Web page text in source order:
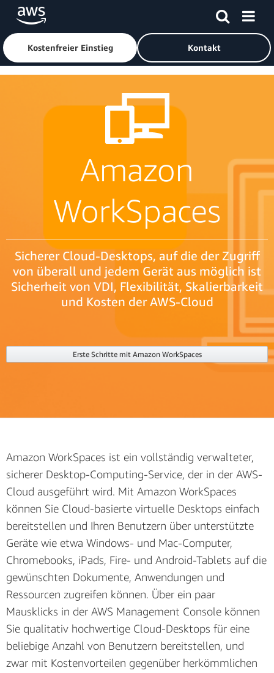
Überspringen zum Hauptinhalt
Klicken Sie hier, um zur Amazon Web Services-Startseite
Kostenfreier Einstieg Kontakt
Amazon
WorkSpaces
Sicherer Cloud-Desktops, auf die der Zugriff
von überall und jedem Gerät aus möglich ist
Sicherheit von VDI, Flexibilität, Skalierbarkeit
und Kosten der AWS-Cloud
Erste Schritte mit Amazon WorkSpaces
Amazon WorkSpaces ist ein vollständig verwalteter,
sicherer Desktop-Computing-Service, der in der AWS-
Cloud ausgeführt wird. Mit Amazon WorkSpaces
können Sie Cloud-basierte virtuelle Desktops einfach
bereitstellen und Ihren Benutzern über unterstützte
Geräte wie etwa Windows- und Mac-Computer,
Chromebooks, iPads, Fire- und Android-Tablets auf die
gewünschten Dokumente, Anwendungen und
Ressourcen zugreifen können. Über ein paar
Mausklicks in der AWS Management Console können
Sie qualitativ hochwertige Cloud-Desktops für eine
beliebige Anzahl von Benutzern bereitstellen, und
zwar mit Kostenvorteilen gegenüber herkömmlichen